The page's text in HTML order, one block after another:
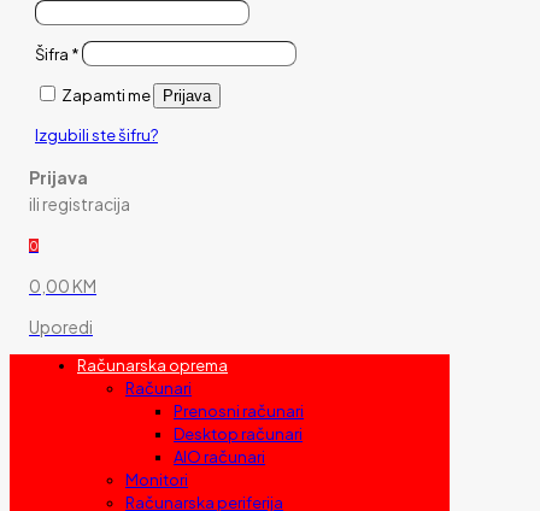
Šifra *
Zapamti me Prijava
Izgubili ste šifru?
Prijava
ili registracija
0
0,00 KM
Uporedi
Računarska oprema
Računari
Prenosni računari
Desktop računari
AIO računari
Monitori
Računarska periferija